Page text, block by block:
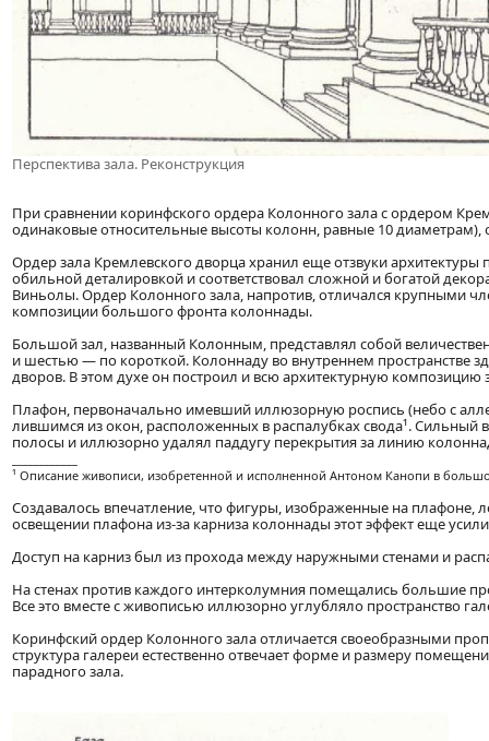
Перспектива зала. Реконструкция
При сравнении коринфского ордера Колонного зала с ордером
одинаковые относительные высоты колонн, равные 10 диаметрам),
Ордер зала Кремлевского дворца хранил еще отзвуки
обильной деталировкой и соответствовал сложной и богатой
Виньолы. Ордер Колонного зала, напротив, отличался крупными
композиции большого фронта колоннады.
Большой зал, названный Колонным, представлял собой
и шестью — по короткой. Колоннаду во внутреннем пространстве
дворов. В этом духе он построил и всю архитектурную композицию
Плафон, первоначально имевший иллюзорную роспись (небо с
лившимся из окон, расположенных в распалубках свода¹. Сильный
полосы и иллюзорно удалял паддугу перекрытия за линию
¹ Описание живописи, изобретенной и исполненной Антоном Канопи в
Создавалось впечатление, что фигуры, изображенные на плафоне,
освещении плафона из-за карниза колоннады этот эффект еще
Доступ на карниз был из прохода между наружными стенами и
На стенах против каждого интерколумния помещались большие
Все это вместе с живописью иллюзорно углубляло пространство
Коринфский ордер Колонного зала отличается своеобразными
структура галереи естественно отвечает форме и размеру
парадного зала.